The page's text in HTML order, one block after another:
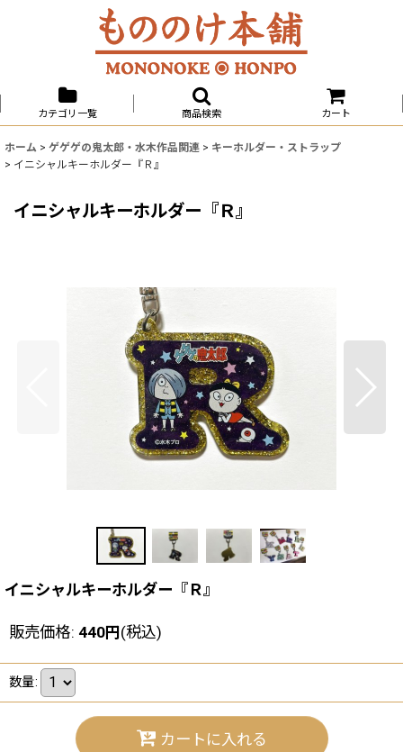
カテゴリ一覧 商品検索 カート
ホーム > ゲゲゲの鬼太郎・水木作品関連 > キーホルダー・ストラップ
> イニシャルキーホルダー『Ｒ』
イニシャルキーホルダー『Ｒ』
イニシャルキーホルダー『Ｒ』
販売価格: 440円(税込)
数量:
カートに入れる